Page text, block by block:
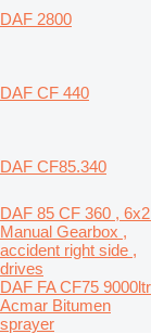
DAF 2800
DAF CF 440
DAF CF85.340
DAF 85 CF 360 ,
Manual Gearbox ,
accident right side ,
drives
DAF FA CF75 9000ltr
Acmar Bitumen
sprayer